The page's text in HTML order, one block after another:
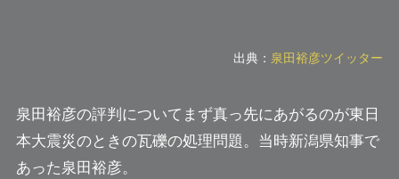
出典： 泉田裕彦ツイッター
泉田裕彦の評判についてまず真っ先にあがるのが東日
本大震災のときの瓦礫の処理問題。当時新潟県知事で
あった泉田裕彦。